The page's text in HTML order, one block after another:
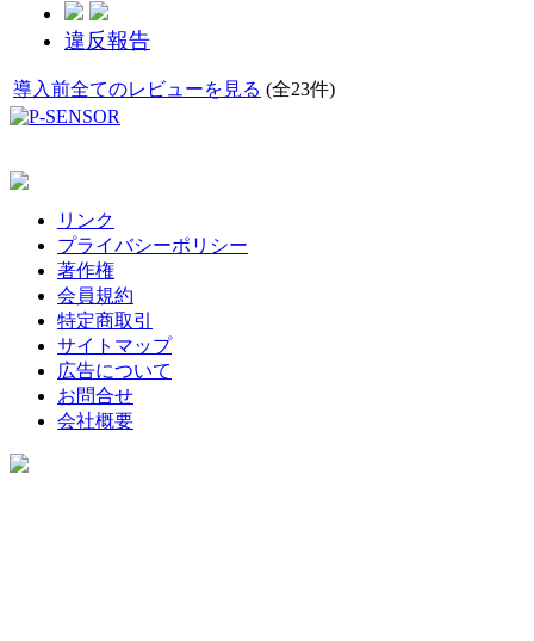
違反報告
導入前全てのレビューを見る (全23件)
リンク
プライバシーポリシー
著作権
会員規約
特定商取引
サイトマップ
広告について
お問合せ
会社概要